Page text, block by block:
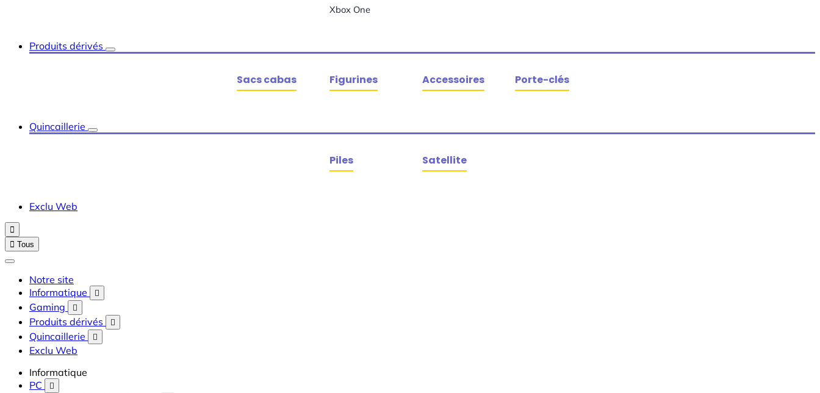
Xbox One
Produits dérivés
Sacs cabas Figurines Accessoires Porte-clés
Quincaillerie
Piles Satellite
Exclu Web

 Tous
Notre site
Informatique

Gaming 
Produits dérivés 
Quincaillerie 
Exclu Web
Informatique
PC
